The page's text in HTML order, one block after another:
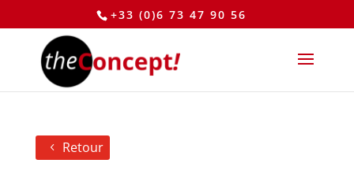
+33 (0)6 73 47 90 56
Retour